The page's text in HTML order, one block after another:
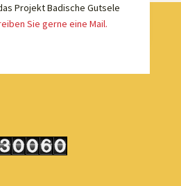
Projekt Badische Gutsele
Sie gerne eine Mail.